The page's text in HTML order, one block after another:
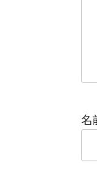
名